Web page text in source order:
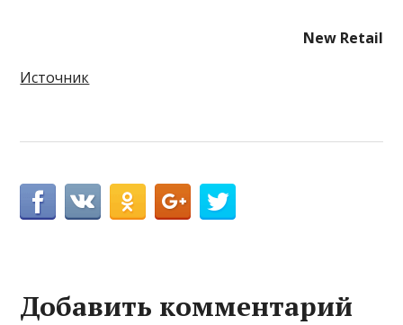
New Retail
Источник
Добавить комментарий